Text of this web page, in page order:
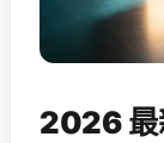
2026 最